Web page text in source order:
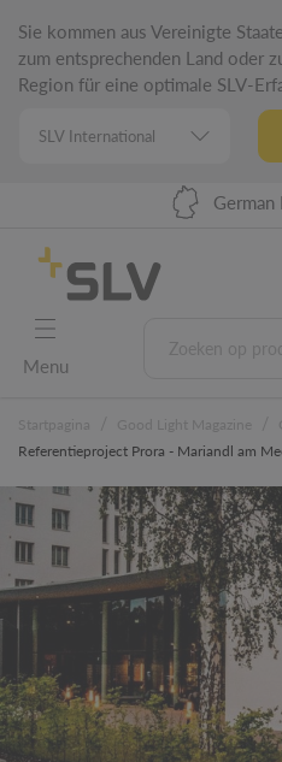
Sie kommen aus Vereinigte
zum entsprechenden Land oder
Region für eine optimale SLV-
98% uit
Hoge
5
German
Menu
Referentieproject Prora - Mariandl am